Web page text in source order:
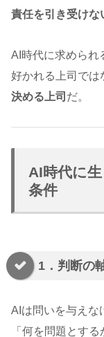
責任を引き受けな
AI時代に求められ
好かれる上司では
決める上司 だ。
AI時代に
条件
1．判断の
AIは問いを与えな
「何を問題とす